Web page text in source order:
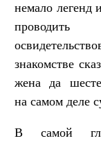
немало легенд
проводить
знакомстве
жена да
на самом деле
В самой